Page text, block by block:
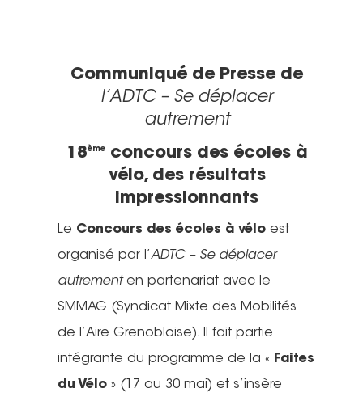
Communiqué de Presse de
l’ADTC – Se déplacer
autrement
18èmeconcours des écoles à
vélo, des résultats
impressionnants
Le Concours des écoles à véloest
organisé par l’ADTC – Se déplacer
autrementen partenariat avec le
SMMAG (Syndicat Mixte des Mobilités
de l’Aire Grenobloise). Il fait partie
intégrante du programme de la « Faites
du Vélo» (17 au 30 mai) et s’insère